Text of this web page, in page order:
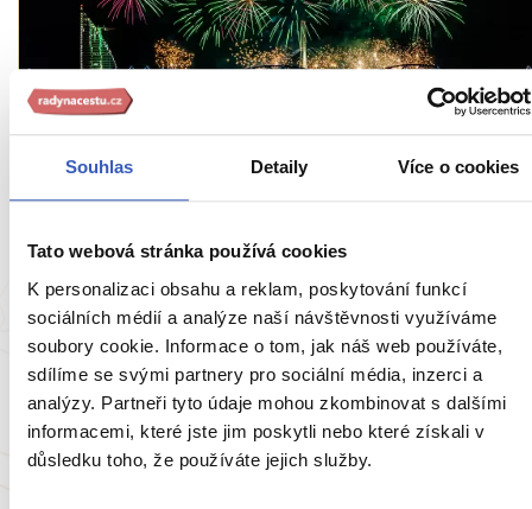
Souhlas Detaily Více o cookies
Tato webová stránka používá cookies
K personalizaci obsahu a reklam, poskytování funkcí
sociálních médií a analýze naší návštěvnosti využíváme
soubory cookie. Informace o tom, jak náš web používáte,
sdílíme se svými partnery pro sociální média, inzerci a
analýzy. Partneři tyto údaje mohou zkombinovat s dalšími
informacemi, které jste jim poskytli nebo které získali v
důsledku toho, že používáte jejich služby.
Nepropásněte
Silvestr v Lotyšsku: ryzí párty v Rize a relax
na plážích Baltu
916 přečtení